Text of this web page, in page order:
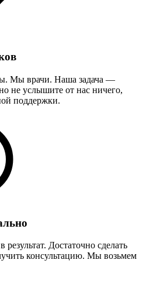
Мы врачи. Наша задача —
не услышите от нас ничего,
поддержки.
Достаточно сделать
консультацию. Мы возьмем